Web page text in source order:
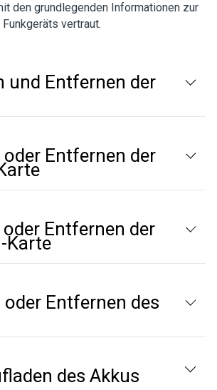
den grundlegenden Informationen zur
vertraut.
und Entfernen der
oder Entfernen der
Entfernen der
Karte
oder Entfernen des
des Akkus